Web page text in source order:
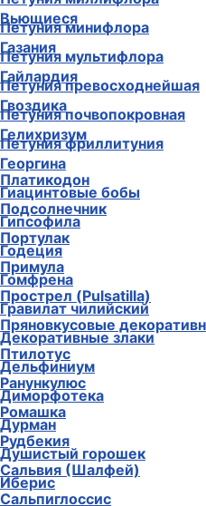
Петуния минифлора
Петуния мультифлора
Петуния превосходнейшая
Петуния почвопокровная
Петуния фриллитуния
Платикодон
Подсолнечник
Портулак
Примула
Прострел (Pulsatilla)
Пряновкусовые
Птилотус
Ранункулюс
Ромашка
Рудбекия
Сальвия (Шалфей)
Сальпиглоссис
Вьющиеся
Газания
Гайлардия
Гвоздика
Гелихризум
Георгина
Гиацинтовые бобы
Гипсофила
Годеция
Гомфрена
Гравилат чилийский
Декоративные злаки
Дельфиниум
Диморфотека
Дурман
Душистый горошек
Иберис